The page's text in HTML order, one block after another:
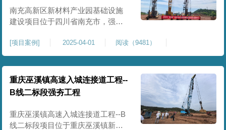
25000㎡，施工完成后场地上部将新
南充高新区新材料产业园基础设施
建设项目位于四川省南充市，强夯
软弱土、回填土等复杂地质，采用
强夯地基加固，深层加固地基、提
升承载力、严控工后沉降，为厂
房、道路及配套设施筑牢基础。本
项目施工作业面积大，我司将整个
场地施工区域合理划分为若干个区
段，分区分段施工，投入强夯设备3
[项目案例] 2025-04-01 阅读（9481）
重庆巫溪镇高速入城连接道工程--
B线二标段强夯工程
重庆巫溪镇高速入城连接道工程--B
线二标段项目位于重庆巫溪镇新建